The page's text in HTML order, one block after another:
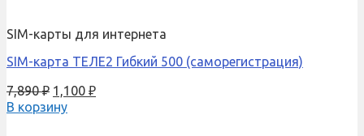
SIM-карты для интернета
SIM-карта ТЕЛЕ2 Гибкий 500 (саморегистрация)
7,890₽ 1,100 ₽
В корзину